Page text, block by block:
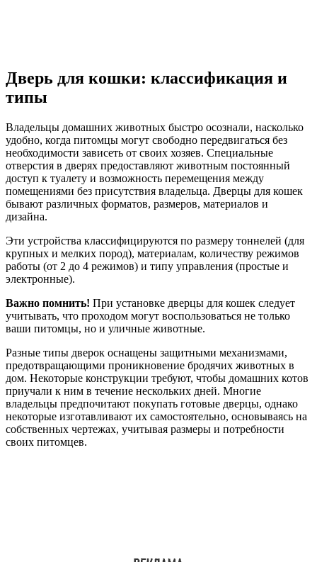
Дверь для кошки: классификация и
типы
Владельцы домашних животных быстро осознали, насколько
удобно, когда питомцы могут свободно передвигаться без
необходимости зависеть от своих хозяев. Специальные
отверстия в дверях предоставляют животным постоянный
доступ к туалету и возможность перемещения между
помещениями без присутствия владельца. Дверцы для кошек
бывают различных форматов, размеров, материалов и
дизайна.
Эти устройства классифицируются по размеру тоннелей (для
крупных и мелких пород), материалам, количеству режимов
работы (от 2 до 4 режимов) и типу управления (простые и
электронные).
Важно помнить! При установке дверцы для кошек следует
учитывать, что проходом могут воспользоваться не только
ваши питомцы, но и уличные животные.
Разные типы дверок оснащены защитными механизмами,
предотвращающими проникновение бродячих животных в
дом. Некоторые конструкции требуют, чтобы домашних котов
приучали к ним в течение нескольких дней. Многие
владельцы предпочитают покупать готовые дверцы, однако
некоторые изготавливают их самостоятельно, основываясь на
собственных чертежах, учитывая размеры и потребности
своих питомцев.